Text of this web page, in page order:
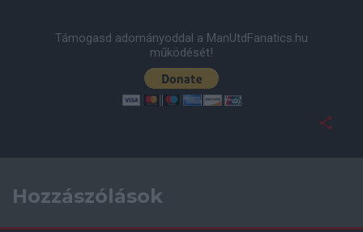
Támogasd adományoddal a ManUtdFanatics.hu
működését!
Hozzászólások